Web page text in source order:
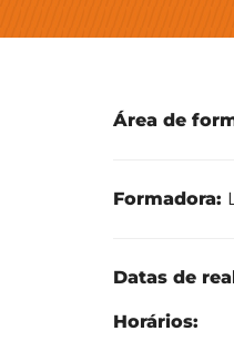
Área de
Formadora:
Datas de
Horários: